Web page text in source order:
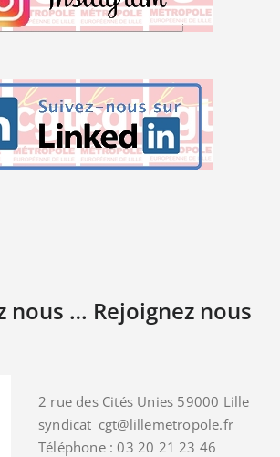
nous … Rejoignez nous
2 rue des Cités Unies 59000 Lille
syndicat_cgt@lillemetropole.fr
Téléphone : 03 20 21 23 46